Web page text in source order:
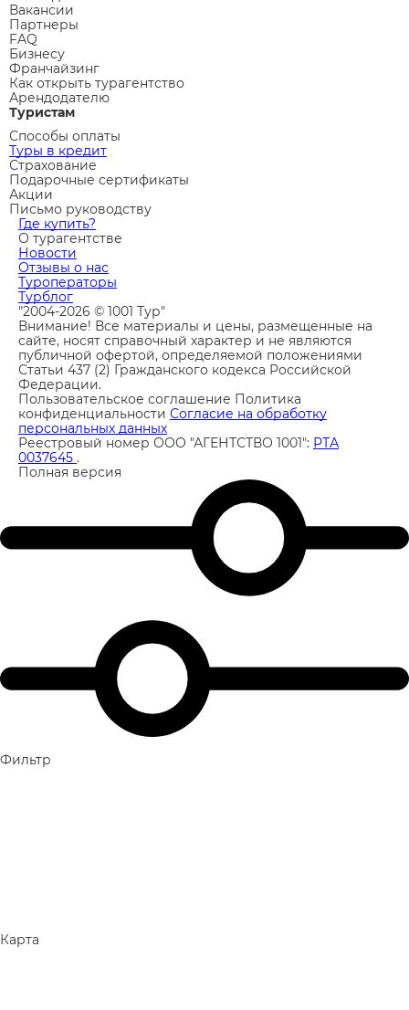
Вакансии
Партнеры
FAQ
Бизнесу
Франчайзинг
Как открыть турагентство
Арендодателю
Туристам
Способы оплаты
Туры в кредит
Страхование
Подарочные сертификаты
Акции
Письмо руководству
Где купить?
О турагентстве
Новости
Отзывы о нас
Туроператоры
Турблог
"2004-2026 © 1001 Тур"
Внимание! Все материалы и цены, размещенные на
сайте, носят справочный характер и не являются
публичной офертой, определяемой положениями
Статьи 437 (2) Гражданского кодекса Российской
Федерации.
Пользовательское соглашение Политика
конфиденциальности Согласие на обработку
персональных данных
Реестровый номер ООО "АГЕНТСТВО 1001": РТА
0037645 .
Полная версия
Фильтр
Карта